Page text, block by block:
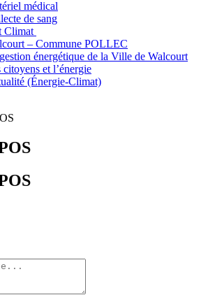
médical
de sang
Climat
– Commune POLLEC
énergétique de la Ville de Walcourt
citoyens et l’énergie
(Énergie-Climat)